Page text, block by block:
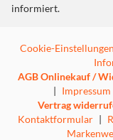
informiert.
Cookie-Einstellungen
AGB Onlinekauf /
| Impressum
Vertrag
Kontaktformular |